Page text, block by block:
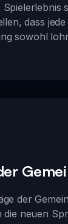
Spielerlebnis
dass jede
sowohl
der
die neuen